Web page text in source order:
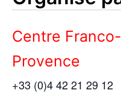
Centre
Provence
+33 (0)4 42 21 29 12